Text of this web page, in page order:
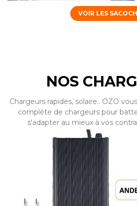
VOIR LES
NOS
Chargeurs rapides, solaire.. OZO
complète de chargeurs pour
s'adapter au mieux à vos